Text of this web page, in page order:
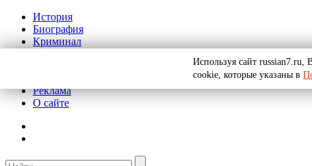
История
Биография
Криминал
Реклама
О сайте
Используя сайт russian7.ru,
cookie, которые указаны в